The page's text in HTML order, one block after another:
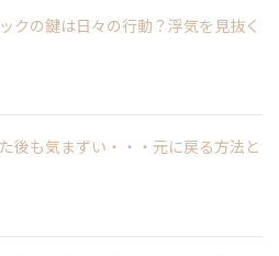
クの鍵は日々の行動？浮気を見抜く
後も気まずい・・・元に戻る方法と